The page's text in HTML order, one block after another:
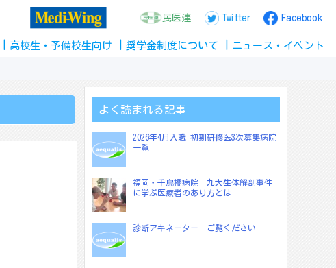
民医連 Twitter Facebook
高校生 ・ 予備校生向け 奨学金制度 について ニュース ・ イベント
よく読まれる記事
2026年4月入職 初期研修医3次募集病院
一覧
福岡・千鳥橋病院｜九大生体解剖事件
に学ぶ医療者のあり方とは
診断アキネーター ご覧ください